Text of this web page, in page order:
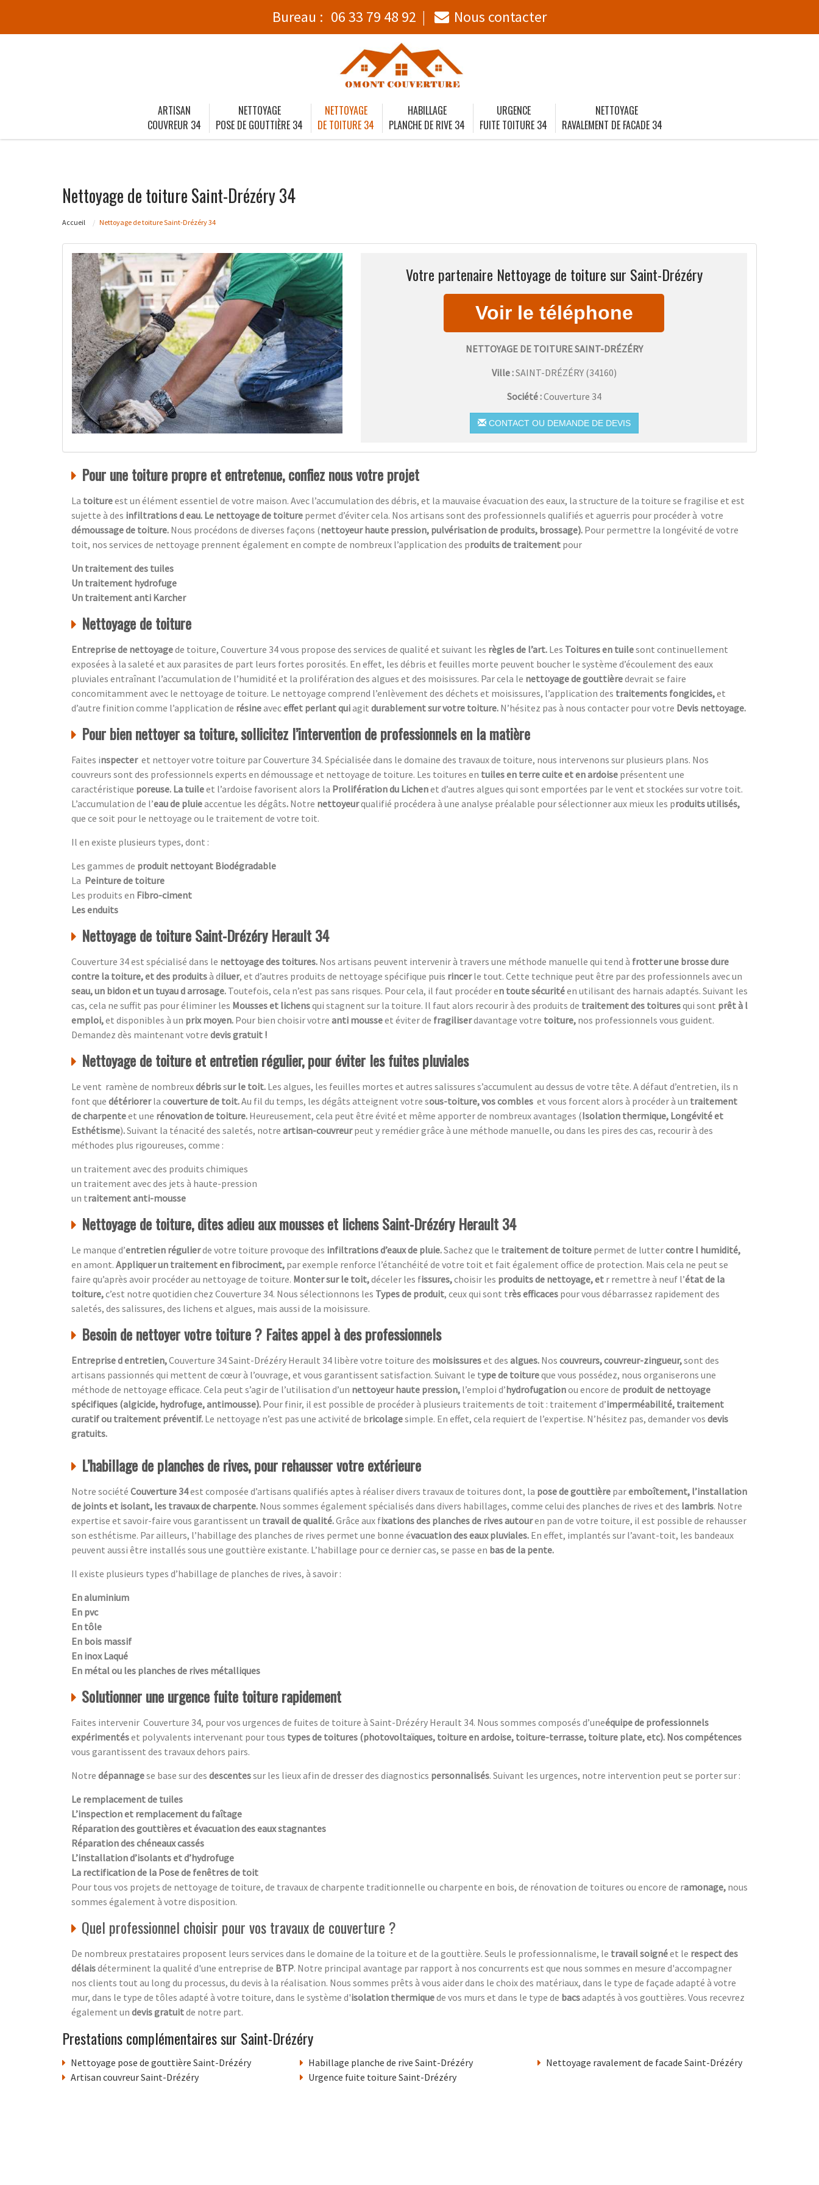
Bureau : 06 33 79 48 92 Nous contacter
ARTISAN
COUVREUR 34
NETTOYAGE
POSE DE GOUTTIÈRE 34
NETTOYAGE
DE TOITURE 34
HABILLAGE
PLANCHE DE RIVE 34
URGENCE
FUITE TOITURE 34
NETTOYAGE
RAVALEMENT DE FACADE 34
Nettoyage de toiture Saint-Drézéry 34
Accueil Nettoyage de toiture Saint-Drézéry 34
Votre partenaire Nettoyage de toiture sur Saint-Drézéry
NETTOYAGE DE TOITURE SAINT-DRÉZÉRY
Ville :SAINT-DRÉZÉRY(34160)
Société :Couverture 34
CONTACT OU DEMANDE DE DEVIS
Pour une toiture propre et entretenue, confiez nous votre projet
La toitureest un élément essentiel de votre maison. Avec l’accumulation des débris, et la mauvaise évacuation des eaux, la structure de la toiture se fragilise et est
sujette à des infiltrations d eau. Le nettoyage de toiture permet d’éviter cela. Nos artisans sont des professionnels qualifiés et aguerris pour procéder à votre
démoussage de toiture. Nous procédons de diverses façons (nettoyeur haute pression, pulvérisation de produits, brossage). Pour permettre la longévité de votre
toit, nos services de nettoyage prennent également en compte de nombreux l’application des produits de traitement pour
Un traitement des tuiles
Un traitement hydrofuge
Un traitement anti Karcher
Nettoyage de toiture
Entreprise de nettoyagede toiture, Couverture 34 vous propose des services de qualité et suivant les règles de l’art. Les Toitures en tuilesont continuellement
exposées à la saleté et aux parasites de part leurs fortes porosités. En effet, les débris et feuilles morte peuvent boucher le système d’écoulement des eaux
pluviales entraînant l’accumulation de l’humidité et la prolifération des algues et des moisissures. Par cela le nettoyage de gouttièredevrait se faire
concomitamment avec le nettoyage de toiture. Le nettoyage comprend l’enlèvement des déchets et moisissures, l’application des traitements fongicides,et
d’autre finition comme l’application de résineaveceffet perlant quiagit durablement sur votre toiture. N’hésitez pas à nous contacter pour votre Devis nettoyage.
Pour bien nettoyer sa toiture, sollicitez l’intervention de professionnels en la matière
Faites inspecter et nettoyer votre toiture parCouverture 34. Spécialisée dans le domaine des travaux de toiture, nous intervenons sur plusieurs plans. Nos
couvreurs sont des professionnels experts en démoussage et nettoyage de toiture. Les toitures en tuiles en terre cuite et en ardoise présentent une
caractéristique poreuse. La tuileet l’ardoise favorisent alors la Prolifération du Lichenet d’autres algues qui sont emportées par le vent et stockées sur votre toit.
L’accumulation de l’eau de pluieaccentue les dégâts. Notre nettoyeurqualifié procédera à une analyse préalable pour sélectionner aux mieux les produits utilisés,
que ce soit pour le nettoyage ou le traitement de votre toit.
Il en existe plusieurs types, dont :
Les gammes de produit nettoyant Biodégradable
La Peinture de toiture
Les produits en Fibro-ciment
Les enduits
Nettoyage de toiture Saint-Drézéry Herault 34
Couverture 34 est spécialisé dans le nettoyage des toitures. Nos artisans peuvent intervenir à travers une méthode manuelle qui tend à frotter une brosse dure
contre la toiture, et des produitsà diluer, et d’autres produits de nettoyage spécifique puis rincerle tout. Cette technique peut être par des professionnels avec un
seau, un bidon et un tuyau d arrosage. Toutefois, cela n’est pas sans risques. Pour cela, il faut procéder en toute sécuritéen utilisant des harnais adaptés. Suivant les
cas, cela ne suffit pas pour éliminer les Mousses et lichensqui stagnent sur la toiture. Il faut alors recourir à des produits de traitement des toituresqui sont prêt à l
emploi,et disponibles à un prix moyen. Pour bien choisir votre anti mousseet éviter de fragiliserdavantage votre toiture, nos professionnels vous guident.
Demandez dès maintenant votre devis gratuit !
Nettoyage de toiture et entretien régulier, pour éviter les fuites pluviales
Le vent ramène de nombreuxdébrissur le toit. Les algues, les feuilles mortes et autres salissures s’accumulent au dessus de votre tête. A défaut d’entretien, ils n
font que détériorerla couverture de toit.Au fil du temps, les dégâts atteignent votre sous-toiture, vos combles et vous forcent alors à procéder à un traitement
de charpenteet une rénovation de toiture. Heureusement, cela peut être évité et même apporter de nombreux avantages (Isolation thermique, Longévité et
Esthétisme).Suivant la ténacité des saletés, notre artisan-couvreurpeut y remédier grâce à une méthode manuelle, ou dans les pires des cas, recourir à des
méthodes plus rigoureuses, comme :
un traitement avec des produits chimiques
un traitement avec des jets à haute-pression
un traitement anti-mousse
Nettoyage de toiture, dites adieu aux mousses et lichens Saint-Drézéry Herault 34
Le manque d’entretien régulierde votre toiture provoque des infiltrations d’eaux de pluie.Sachez que le traitement de toiture permet de luttercontre l humidité,
en amont. Appliquer un traitement en fibrociment, par exemple renforce l’étanchéité de votre toit et fait également office de protection. Mais cela ne peut se
faire qu’après avoir procéder au nettoyage de toiture. Monter sur le toit,déceler les fissures,choisir les produits de nettoyage, et r remettre à neuf l’état de la
toiture,c’est notre quotidien chez Couverture 34. Nous sélectionnons les Types de produit, ceux qui sont très efficaces pour vous débarrassez rapidement des
saletés, des salissures, des lichens et algues, mais aussi de la moisissure.
Besoin de nettoyer votre toiture ? Faites appel à des professionnels
Entreprise d entretien,Couverture 34 Saint-Drézéry Herault 34 libère votre toiture des moisissureset des algues. Nos couvreurs, couvreur-zingueur,sont des
artisans passionnés qui mettent de cœur à l’ouvrage, et vous garantissent satisfaction. Suivant le type de toitureque vous possédez, nous organiserons une
méthode de nettoyage efficace. Cela peut s’agir de l’utilisation d’un nettoyeur haute pression, l’emploi d’hydrofugationou encore de produit de nettoyage
spécifiques (algicide, hydrofuge, antimousse). Pour finir, il est possible de procéder à plusieurs traitements de toit : traitement d’imperméabilité, traitement
curatif ou traitement préventif. Le nettoyage n’est pas une activité de bricolagesimple. En effet, cela requiert de l’expertise. N’hésitez pas, demander vos devis
gratuits.
L’habillage de planches de rives, pour rehausser votre extérieure
Notre société Couverture 34est composée d’artisans qualifiés aptes à réaliser divers travaux de toitures dont, la pose de gouttière paremboîtement, l’installation
de joints et isolant, les travaux de charpente. Nous sommes également spécialisés dans divers habillages, comme celui des planches de rives et des lambris. Notre
expertise et savoir-faire vous garantissent un travail de qualité.Grâce aux fixations des planches de rives autouren pan de votre toiture, il est possible de rehausser
son esthétisme. Par ailleurs, l’habillage des planches de rives permet une bonne évacuation des eaux pluviales. En effet, implantés sur l’avant-toit, les bandeaux
peuvent aussi être installés sous une gouttière existante. L’habillage pour ce dernier cas, se passe en bas de la pente.
Il existe plusieurs types d’habillage de planches de rives, à savoir :
En aluminium
En pvc
En tôle
En bois massif
En inox Laqué
En métal ou les planches de rives métalliques
Solutionner une urgence fuite toiture rapidement
Faites intervenir Couverture 34, pour vos urgences de fuites de toiture à Saint-Drézéry Herault 34. Nous sommes composés d’uneéquipe de professionnels
expérimentéset polyvalents intervenant pour tous types de toitures (photovoltaïques, toiture en ardoise, toiture-terrasse, toiture plate, etc). Nos compétences
vous garantissent des travaux dehors pairs.
Notre dépannagese base sur des descentessur les lieux afin de dresser des diagnostics personnalisés. Suivant les urgences, notre intervention peut se porter sur :
Le remplacement de tuiles
L’inspection et remplacement du faîtage
Réparation des gouttières et évacuation des eaux stagnantes
Réparation des chéneaux cassés
L’installation d’isolants et d’hydrofuge
La rectification de la Pose de fenêtres de toit
Pour tous vos projets de nettoyage de toiture, de travaux de charpente traditionnelle ou charpente en bois, de rénovation de toitures ou encore de ramonage, nous
sommes également à votre disposition.
Quel professionnel choisir pour vos travaux de couverture ?
De nombreux prestataires proposent leurs services dans le domaine de la toiture et de la gouttière. Seuls le professionnalisme, le travail soignéet le respect des
délaisdéterminent la qualité d'une entreprise de BTP. Notre principal avantage par rapport à nos concurrents est que nous sommes en mesure d'accompagner
nos clients tout au long du processus, du devis à la réalisation. Nous sommes prêts à vous aider dans le choix des matériaux, dans le type de façade adapté à votre
mur, dans le type de tôles adapté à votre toiture, dans le système d'isolation thermiquede vos murs et dans le type de bacsadaptés à vos gouttières. Vous recevrez
également un devis gratuitde notre part.
Prestations complémentaires sur Saint-Drézéry
Nettoyage pose de gouttière Saint-Drézéry
Artisan couvreur Saint-Drézéry
Habillage planche de rive Saint-Drézéry
Urgence fuite toiture Saint-Drézéry
Nettoyage ravalement de facade Saint-Drézéry